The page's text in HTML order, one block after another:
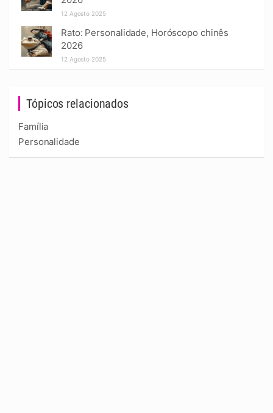
Tópicos relacionados
Família
Personalidade
12 Agosto 2025
Rato: Personalidade, Horóscopo chinês
2026
12 Agosto 2025